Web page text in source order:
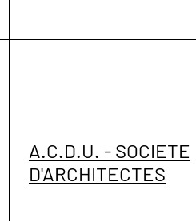
A.C.D.U. - SOCIETE
D'ARCHITECTES